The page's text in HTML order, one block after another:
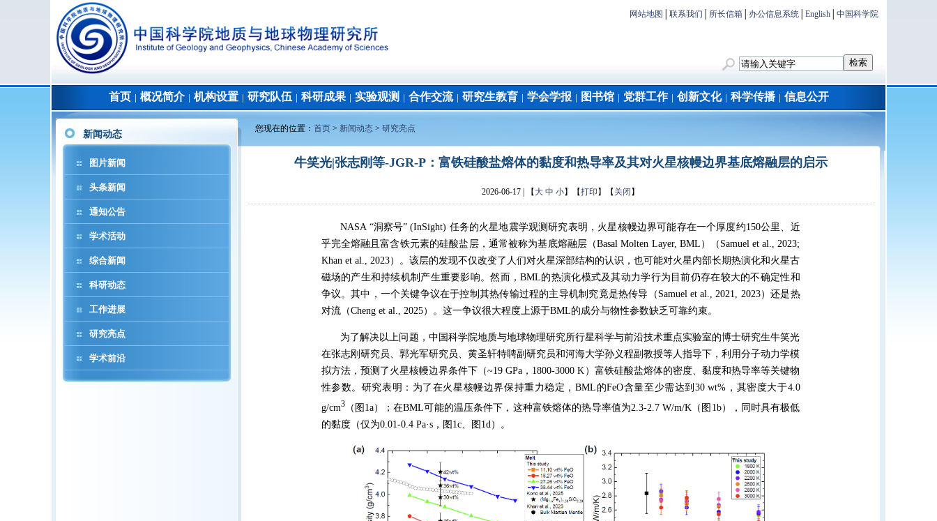
网站地图 联系我们 所长信箱 办公信息系统 English 中国科学院
首页 概况简介│ 机构设置 研究队伍 科研成果│ 实验观测 合作交流│ 研究生教育 学会学报 图书馆 党群工作│ 创新文化│ 科学传播│ 信息公开
新闻动态
图片新闻
头条新闻
通知公告
学术活动
综合新闻
科研动态
工作进展
研究亮点
学术前沿
您现在的位置： 首页 > 新闻动态 > 研究亮点
牛笑光|张志刚等-JGR-P：富铁硅酸盐熔体的黏度和热导率及其对火星核幔边界基底熔融层的启示
2026-06-17 | 【 大 中 小】【打印 】【 关闭 】
NASA “洞察号” (InSight) 任务的火星地震学观测研究表明，火星核幔边界可能存在一个厚度约150公里、近
乎完全熔融且富含铁元素的硅酸盐层，通常被称为基底熔融层（Basal Molten Layer, BML）（Samuel et al., 2023;
Khan et al., 2023）。该层的发现不仅改变了人们对火星深部结构的认识，也可能对火星内部长期热演化和火星古
磁场的产生和持续机制产生重要影响。然而，BML的热演化模式及其动力学行为目前仍存在较大的不确定性和
争议。其中，一个关键争议在于控制其热传输过程的主导机制究竟是热传导（Samuel et al., 2021, 2023）还是热
对流（Cheng et al., 2025）。这一争议很大程度上源于BML的成分与物性参数缺乏可靠约束。
为了解决以上问题，中国科学院地质与地球物理研究所行星科学与前沿技术重点实验室的博士研究生牛笑光
在张志刚研究员、郭光军研究员、黄圣轩特聘副研究员和河海大学孙义程副教授等人指导下，利用分子动力学模
拟方法，预测了火星核幔边界条件下（~19 GPa，1800-3000 K）富铁硅酸盐熔体的密度、黏度和热导率等关键物
性参数。研究表明：为了在火星核幔边界保持重力稳定，BML的FeO含量至少需达到30 wt%，其密度大于4.0
g/cm3（图1a）；在BML可能的温压条件下，这种富铁熔体的热导率值为2.3-2.7 W/m/K（图1b），同时具有极低
的黏度（仅为0.01-0.4 Pa·s，图1c、图1d）。